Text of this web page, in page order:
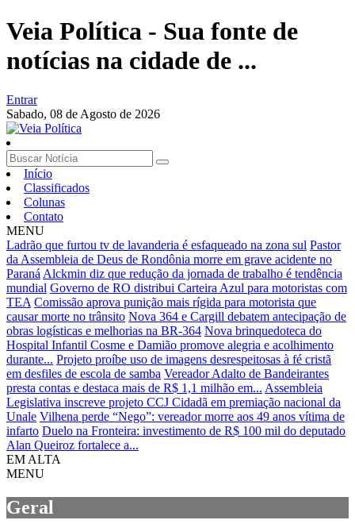
Veia Política - Sua fonte de
notícias na cidade de ...
Entrar
Sabado, 08 de Agosto de 2026
Início
Classificados
Colunas
Contato
MENU
Ladrão que furtou tv de lavanderia é esfaqueado na zona sul Pastor
da Assembleia de Deus de Rondônia morre em grave acidente no
Paraná Alckmin diz que redução da jornada de trabalho é tendência
mundial Governo de RO distribui Carteira Azul para motoristas com
TEA Comissão aprova punição mais rígida para motorista que
causar morte no trânsito Nova 364 e Cargill debatem antecipação de
obras logísticas e melhorias na BR-364 Nova brinquedoteca do
Hospital Infantil Cosme e Damião promove alegria e acolhimento
durante... Projeto proíbe uso de imagens desrespeitosas à fé cristã
em desfiles de escola de samba Vereador Adalto de Bandeirantes
presta contas e destaca mais de R$ 1,1 milhão em... Assembleia
Legislativa inscreve projeto CCJ Cidadã em premiação nacional da
Unale Vilhena perde “Nego”: vereador morre aos 49 anos vítima de
infarto Duelo na Fronteira: investimento de R$ 100 mil do deputado
Alan Queiroz fortalece a...
EM ALTA
MENU
Geral